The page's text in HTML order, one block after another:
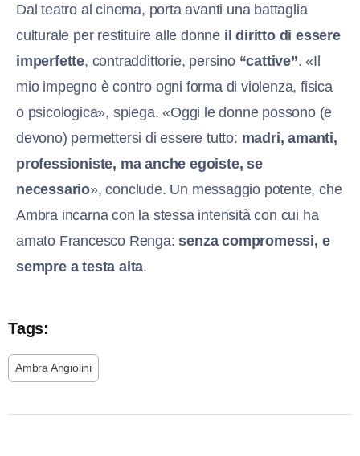
Dal teatro al cinema, porta avanti una battaglia
culturale per restituire alle donne il diritto di essere
imperfette, contraddittorie, persino “cattive”. «Il
mio impegno è contro ogni forma di violenza, fisica
o psicologica», spiega. «Oggi le donne possono (e
devono) permettersi di essere tutto: madri, amanti,
professioniste, ma anche egoiste, se
necessario», conclude. Un messaggio potente, che
Ambra incarna con la stessa intensità con cui ha
amato Francesco Renga:senza compromessi, e
sempre a testa alta.
Tags:
Ambra Angiolini